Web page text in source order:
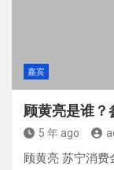
嘉宾
顾黄亮是谁？
5 年 ago
顾黄亮 苏宁消费